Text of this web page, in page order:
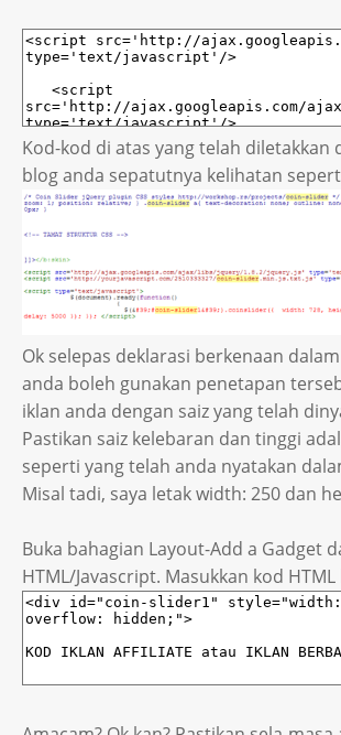
Kod-kod di atas yang telah diletakkan
blog anda sepatutnya kelihatan
Ok selepas deklarasi berkenaan
anda boleh gunakan penetapan
iklan anda dengan saiz yang telah
Pastikan saiz kelebaran dan tinggi
seperti yang telah anda nyatakan
Misal tadi, saya letak width: 250 dan
Buka bahagian Layout-Add a Gadget
HTML/Javascript. Masukkan kod